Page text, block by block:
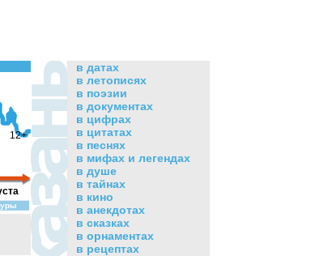
12+
в датах
в летописях
в поэзии
в документах
в цифрах
в цитатах
в песнях
в мифах и легендах
в душе
в тайнах
в кино
в анекдотах
в сказках
в орнаментах
в рецептах